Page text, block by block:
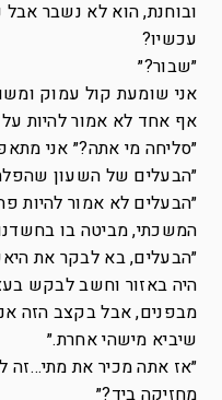
ובוחנת, הוא לא נשבר אבל
עכשיו?
״שבור?״
אני שומעת קול עמוק
אף אחד לא אמור להיות
״סליחה מי אתה?״ אני
״הבעלים של השעון
״הבעלים לא אמור להיות
המשכתי, מביטה בו
״הבעלים, בא לבקר את
היה באזור וחשב לבקש
מבפנים, אבל בקצב הזה
שיביא מישהי אחרת.״
״אז אתה מכיר את מתי…זה
מחזיקה ביד?״